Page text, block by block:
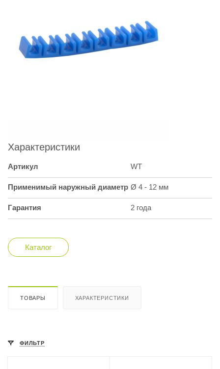
Характеристики
Артикул WT
Применимый наружный диаметр Ø 4 - 12 мм
Гарантия 2 года
Каталог
ТОВАРЫ ХАРАКТЕРИСТИКИ
ФИЛЬТР